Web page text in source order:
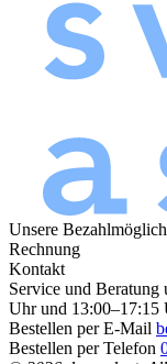
Unsere
Rechnung
Kontakt
Service und Beratung
Uhr und 13:00–17:15
Bestellen per E-Mail
Bestellen per Telefon